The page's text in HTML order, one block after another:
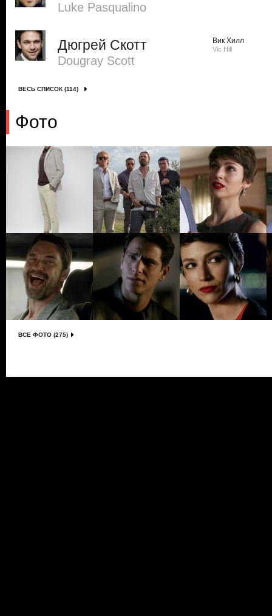
Luke Pasqualino
Дюгрей Скотт
Dougray Scott
Вик Хилл
Vic Hill
ВЕСЬ СПИСОК (114)
Фото
ВСЕ ФОТО (275)